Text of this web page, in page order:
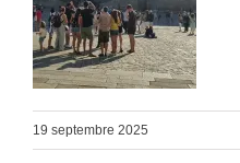
19 septembre 2025